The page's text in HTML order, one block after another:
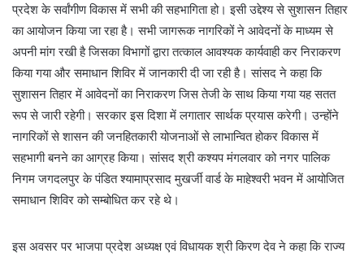
प्रदेश के सर्वांगीण विकास में सभी की सहभागिता हो। इसी उद्देश्य से सुशासन तिहार
का आयोजन किया जा रहा है। सभी जागरूक नागरिकों ने आवेदनों के माध्यम से
अपनी मांग रखी है जिसका विभागों द्वारा तत्काल आवश्यक कार्यवाही कर निराकरण
किया गया और समाधान शिविर में जानकारी दी जा रही है। सांसद ने कहा कि
सुशासन तिहार में आवेदनों का निराकरण जिस तेजी के साथ किया गया यह सतत
रूप से जारी रहेगी। सरकार इस दिशा में लगातार सार्थक प्रयास करेगी। उन्होंने
नागरिकों से शासन की जनहितकारी योजनाओं से लाभान्वित होकर विकास में
सहभागी बनने का आग्रह किया। सांसद श्री कश्यप मंगलवार को नगर पालिक
निगम जगदलपुर के पंडित श्यामाप्रसाद मुखर्जी वार्ड के माहेश्वरी भवन में आयोजित
समाधान शिविर को सम्बोधित कर रहे थे।
इस अवसर पर भाजपा प्रदेश अध्यक्ष एवं विधायक श्री किरण देव ने कहा कि राज्य